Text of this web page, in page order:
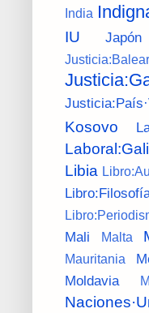
India
IU
Japón
Kosovo
Libia
Mali Malta
Mauritania
Moldavia